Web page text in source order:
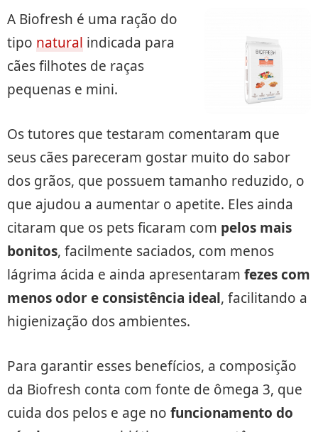
A Biofresh é uma ração do
tipo natural indicada para
cães filhotes de raças
pequenas e mini.
Os tutores que testaram comentaram que
seus cães pareceram gostar muito do sabor
dos grãos, que possuem tamanho reduzido, o
que ajudou a aumentar o apetite. Eles ainda
citaram que os pets ficaram com pelos mais
bonitos, facilmente saciados, com menos
lágrima ácida e ainda apresentaram fezes com
menos odor e consistência ideal, facilitando a
higienização dos ambientes.
Para garantir esses benefícios, a composição
da Biofresh conta com fonte de ômega 3, que
cuida dos pelos e age no funcionamento do